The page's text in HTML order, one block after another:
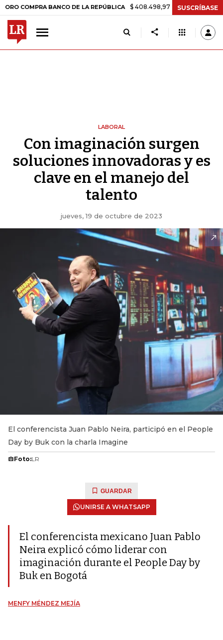
BANCO DE LA REPÚBLICA $ 408.498,97 +$ 8.753,81 +2,19%
SUSCRÍBASE
LABORAL
Con imaginación surgen
soluciones innovadoras y es
clave en el manejo del
talento
jueves, 19 de octubre de 2023
El conferencista Juan Pablo Neira, participó en el People
Day by Buk con la charla Imagine
Foto:LR
GUARDAR
UNIRSE A WHATSAPP
El conferencista mexicano Juan Pablo
Neira explicó cómo liderar con
imaginación durante el People Day by
Buk en Bogotá
MENFY MÉNDEZ MEJÍA